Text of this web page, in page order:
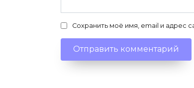
Сохранить моё имя, email и адрес